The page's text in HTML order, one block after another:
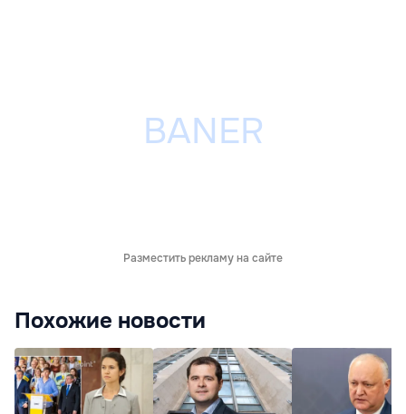
Разместить рекламу на сайте
Похожие новости